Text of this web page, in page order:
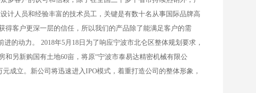
人员和经验丰富的技术员工，关键是有数十名从事国际品牌高
客户更深一层的信任，所以我们的产品除了能满足客户的需
的动力。 2018年5月18日为了响应宁波市北仑区整体规划要求，
另新购国有土地60亩，将原“宁波市泰易达精密机械有限公
成立。新公司将迅速进入IPO模式，着重打造公司的整体形象，